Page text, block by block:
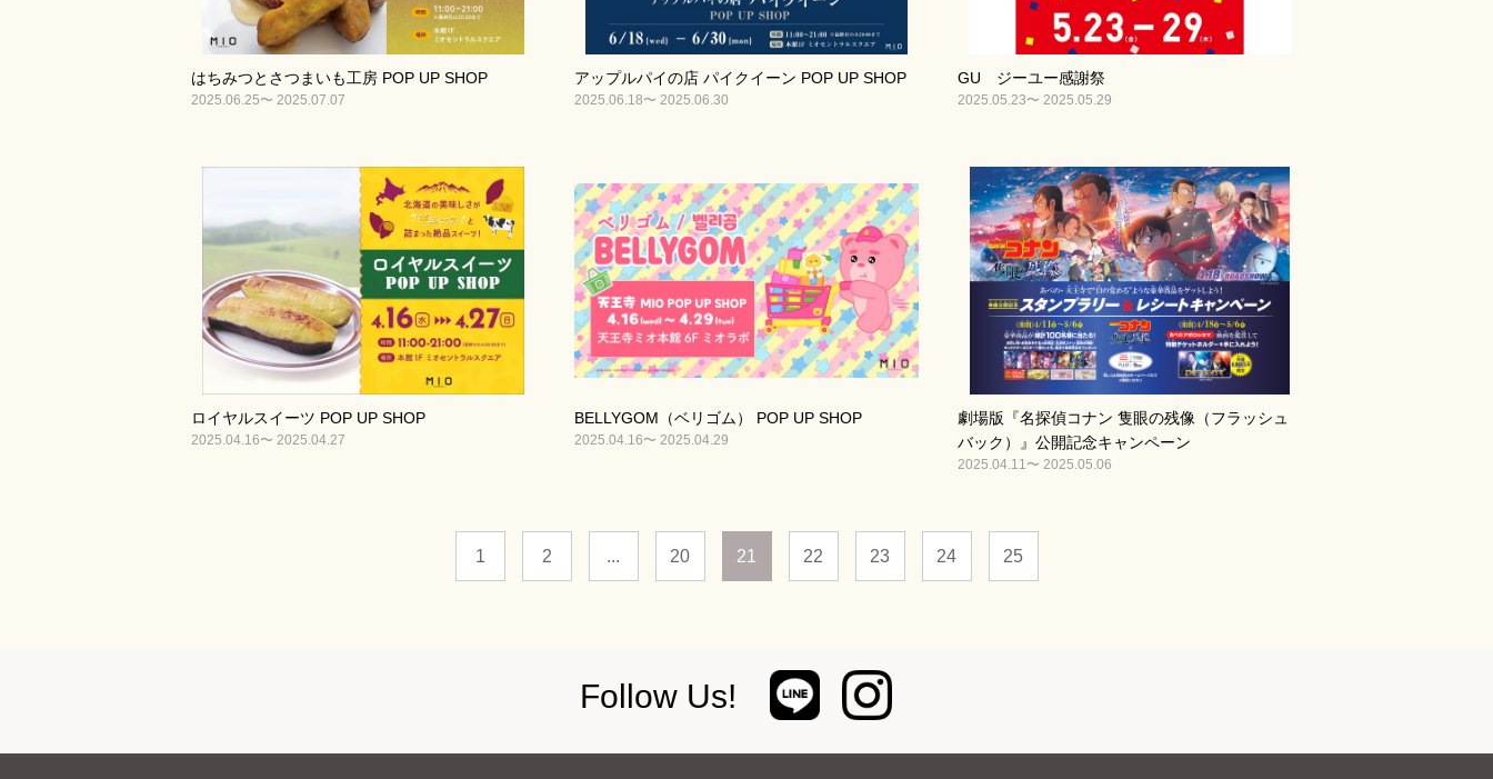
はちみつとさつまいも工房 POP UP SHOP
2025.06.25〜 2025.07.07
アップルパイの店 パイクイーン POP UP SHOP
2025.06.18〜 2025.06.30
GU ジーユー感謝祭
2025.05.23〜 2025.05.29
ロイヤルスイーツ POP UP SHOP
2025.04.16〜 2025.04.27
BELLYGOM（ベリゴム） POP UP SHOP
2025.04.16〜 2025.04.29
劇場版『名探偵コナン 隻眼の残像（フラッシュ
バック）』公開記念キャンペーン
2025.04.11〜 2025.05.06
1 2 ... 20 21 22 23 24 25
Follow Us!